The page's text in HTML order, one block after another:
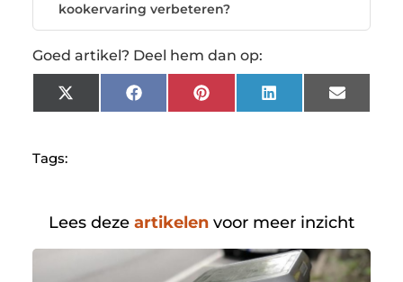
kookervaring verbeteren?
Goed artikel? Deel hem dan op:
X
(Twitter)
FacebookPinterest LinkedIn Email
Tags:
Lees deze artikelen voor meer inzicht